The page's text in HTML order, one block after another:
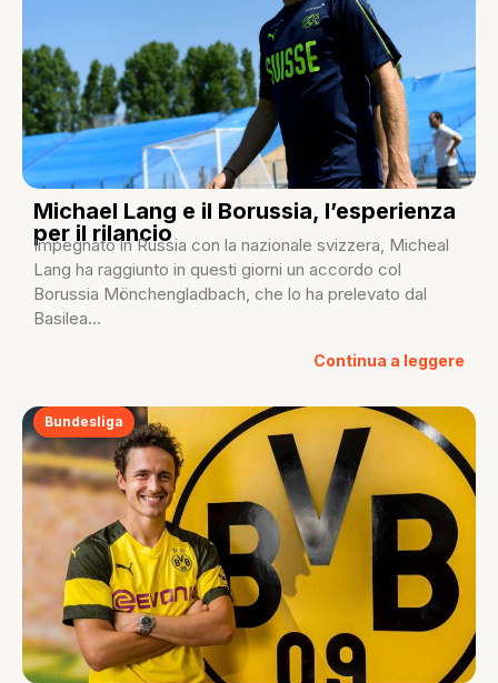
Michael Lang e il Borussia, l’esperienza
per il rilancio
Impegnato in Russia con la nazionale svizzera, Micheal
Lang ha raggiunto in questi giorni un accordo col
Borussia Mönchengladbach, che lo ha prelevato dal
Basilea...
Continua a leggere
Bundesliga